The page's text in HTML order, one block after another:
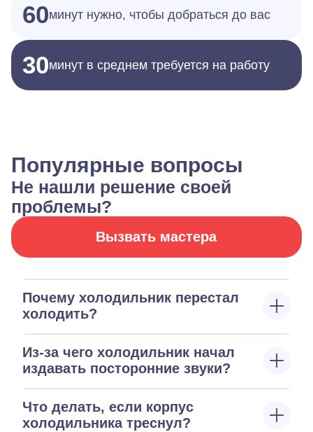
60минут нужно, чтобы добраться до вас
30минут в среднем требуется на работу
Популярные вопросы
Не нашли решение своей
проблемы?
Вызвать мастера
Почему холодильник перестал
холодить?
Из-за чего холодильник начал
издавать посторонние звуки?
Что делать, если корпус
холодильника треснул?